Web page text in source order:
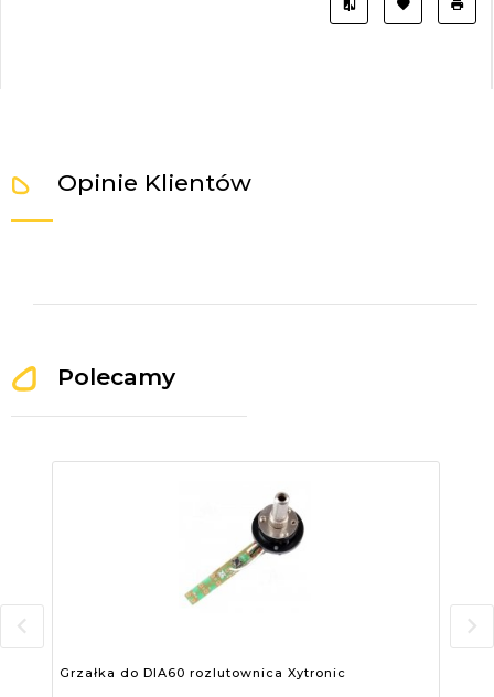
Opinie Klientów
Polecamy
Grzałka do DIA60 rozlutownica Xytronic